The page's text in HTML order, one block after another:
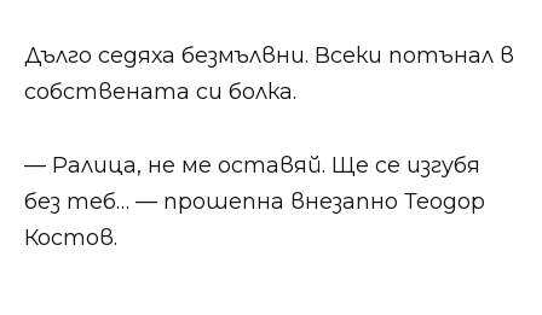
Дълго седяха безмълвни. Всеки потънал в
собствената си болка.
— Ралица, не ме оставяй. Ще се изгубя
без теб… — прошепна внезапно Теодор
Костов.